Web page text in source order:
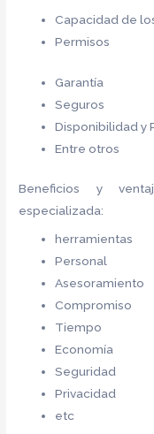
Capacidad de
Permisos
Garantía
Seguros
Disponibilidad y
Entre otros
Beneficios y
especializada:
herramientas
Personal
Asesoramiento
Compromiso
Tiempo
Economía
Seguridad
Privacidad
etc